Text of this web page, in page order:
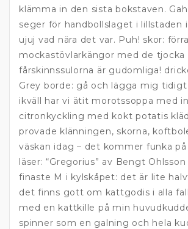
klämma in den sista bokstaven.
seger för handbollslaget i lillstaden
ujuj vad nära det var. Puh! skor:
mockastövlarkängor med de tjocka
fårskinnssulorna är gudomliga!
Grey borde: gå och lägga mig tidigt
ikväll har vi ätit morotssoppa med
citronkyckling med kokt potatis
provade klänningen, skorna,
väskan idag – det kommer funka på
läser: “Gregorius” av Bengt
finaste M i kylskåpet: det är lite
det finns gott om kattgodis i alla
med en kattkille på min
spinner som en galning och hela